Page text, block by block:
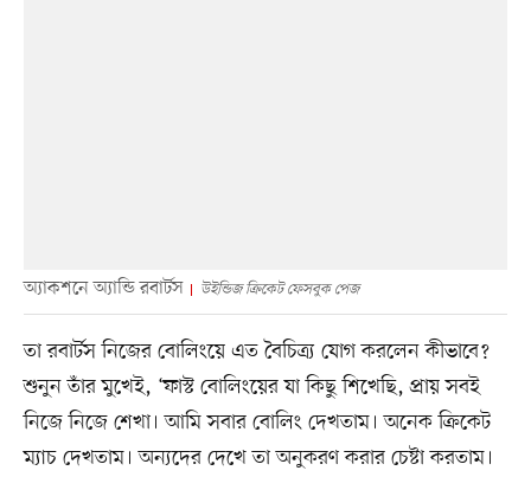
অ্যাকশনে অ্যান্ডি রবার্টস উইন্ডিজ ক্রিকেট ফেসবুক পেজ
তা রবার্টস নিজের বোলিংয়ে এত বৈচিত্র্য যোগ করলেন কীভাবে?
শুনুন তাঁর মুখেই, ‘ফাস্ট বোলিংয়ের যা কিছু শিখেছি, প্রায় সবই
নিজে নিজে শেখা। আমি সবার বোলিং দেখতাম। অনেক ক্রিকেট
ম্যাচ দেখতাম। অন্যদের দেখে তা অনুকরণ করার চেষ্টা করতাম।